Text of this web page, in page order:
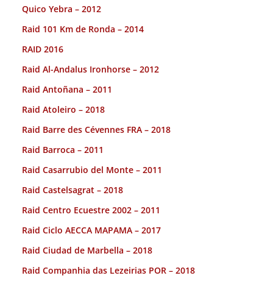
Quico Yebra – 2012
Raid 101 Km de Ronda – 2014
RAID 2016
Raid Al-Andalus Ironhorse – 2012
Raid Antoñana – 2011
Raid Atoleiro – 2018
Raid Barre des Cévennes FRA – 2018
Raid Barroca – 2011
Raid Casarrubio del Monte – 2011
Raid Castelsagrat – 2018
Raid Centro Ecuestre 2002 – 2011
Raid Ciclo AECCA MAPAMA – 2017
Raid Ciudad de Marbella – 2018
Raid Companhia das Lezeirias POR – 2018